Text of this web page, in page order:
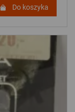
Do koszyka